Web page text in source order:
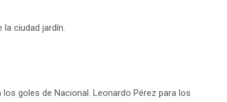
la ciudad jardín.
goles de Nacional. Leonardo Pérez para los